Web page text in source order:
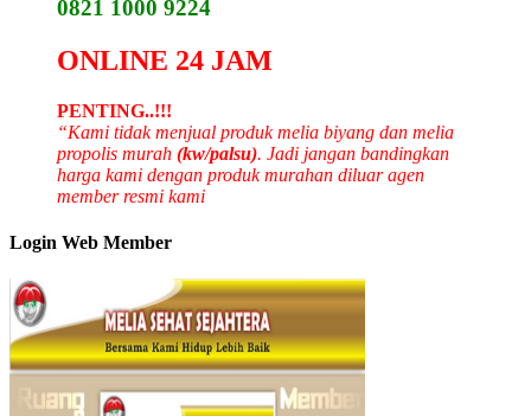
0821 1000 9224
ONLINE 24 JAM
PENTING..!!!
“Kami tidak menjual produk melia biyang dan melia
propolis murah (kw/palsu). Jadi jangan bandingkan
harga kami dengan produk murahan diluar agen
member resmi kami
Login Web Member